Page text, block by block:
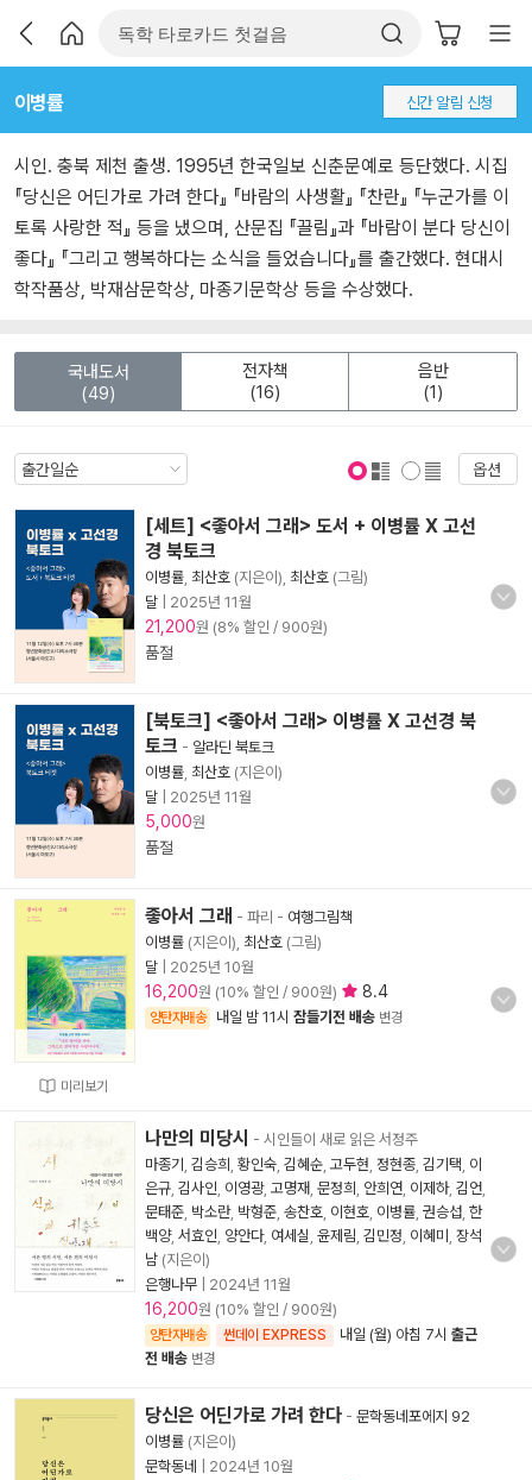
이병률 신간 알림 신청
시인. 충북 제천 출생. 1995년 한국일보 신춘문예로 등단했다. 시집
『당신은 어딘가로 가려 한다』 『바람의 사생활』 『찬란』 『누군가를 이
토록 사랑한 적』 등을 냈으며, 산문집 『끌림』과 『바람이 분다 당신이
좋다』 『그리고 행복하다는 소식을 들었습니다』를 출간했다. 현대시
학작품상, 박재삼문학상, 마종기문학상 등을 수상했다.
국내도서
(49)
전자책
(16)
음반
(1)
옵션
[세트] <좋아서 그래> 도서 + 이병률 X 고선
경 북토크
이병률 최산호 (지은이), 최산호 (그림)
달
2025년 11월
21,200원 (8% 할인 / 900원)
품절
[북토크] <좋아서 그래> 이병률 X 고선경 북
토크 - 알라딘 북토크
이병률 최산호 (지은이)
달
2025년 11월
5,000원
품절
미리보기
좋아서 그래 - 파리 - 여행그림책
이병률 (지은이), 최산호 (그림)
달
2025년 10월
16,200원 (10% 할인 / 900원) 8.4
양탄자배송 내일 밤 11시 잠들기전 배송 변경
나만의 미당시 - 시인들이 새로 읽은 서정주
마종기
김승희 황인숙 김혜순 고두현 정현종 김기택 이
은규 김사인 이영광, 고명재 문정희 안희연 이제하, 김언
문태준 박소란, 박형준 송찬호 이현호 이병률 권승섭 한
백양, 서효인 양안다, 여세실 윤제림 김민정 이혜미
장석
남 (지은이)
은행나무
2024년 11월
16,200원 (10% 할인 / 900원)
양탄자배송 썬데이 EXPRESS 내일 (월) 아침 7시 출근
전 배송 변경
당신은 어딘가로 가려 한다 - 문학동네포에지 92
이병률 (지은이)
문학동네
2024년 10월